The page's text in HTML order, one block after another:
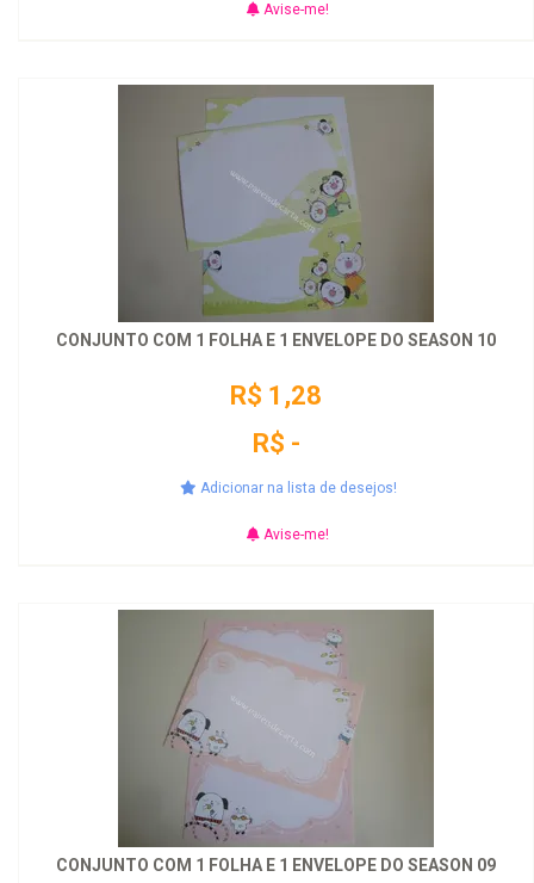
Avise-me!
CONJUNTO COM 1 FOLHA E 1 ENVELOPE DO SEASON 10
R$ 1,28
R$ -
Adicionar na lista de desejos!
Avise-me!
CONJUNTO COM 1 FOLHA E 1 ENVELOPE DO SEASON 09